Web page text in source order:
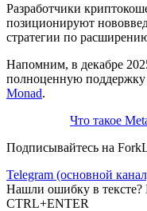
Разработчики
позиционируют
стратегии по
Напомним, в декабре
полноценную поддержку
Monad.
Что такое
Подписывайтесь на
Telegram (основной
Нашли ошибку в
CTRL+ENTER